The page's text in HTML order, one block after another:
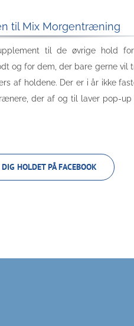
til Mix Morgentræning
til de øvrige hold
og for dem, der bare gerne vil
af holdene. Der er i år ikke
der af og til laver pop-
HOLDET PÅ FACEBOOK